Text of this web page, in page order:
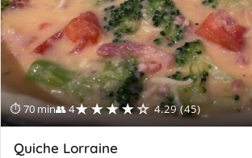
⏱ 70 min👥 4★★★★☆ 4.29 (45)
Quiche Lorraine